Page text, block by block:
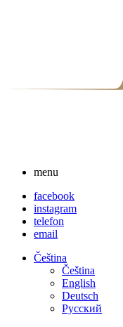
menu
facebook
instagram
telefon
email
Čeština
Čeština
English
Deutsch
Русский